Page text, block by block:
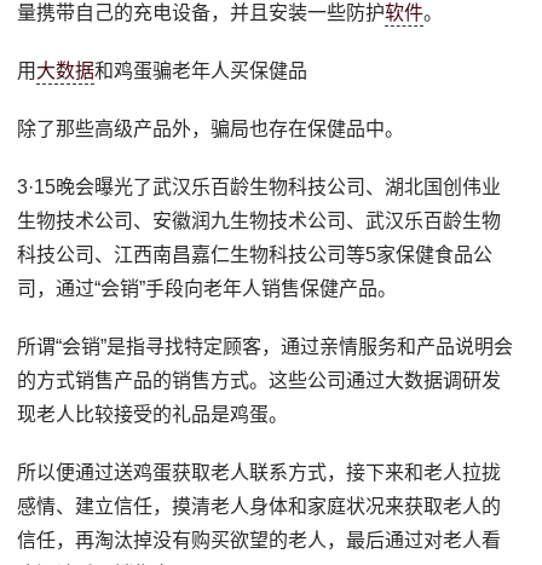
量携带自己的充电设备，并且安装一些防护软件。
用 大数据和鸡蛋骗老年人买保健品
除了那些高级产品外，骗局也存在保健品中。
3·15晚会曝光了武汉乐百龄生物科技公司、湖北国创伟业
生物技术公司、安徽润九生物技术公司、武汉乐百龄生物
科技公司、江西南昌嘉仁生物科技公司等5家保健食品公
司，通过“会销”手段向老年人销售保健产品。
所谓“会销”是指寻找特定顾客，通过亲情服务和产品说明会
的方式销售产品的销售方式。这些公司通过大数据调研发
现老人比较接受的礼品是鸡蛋。
所以便通过送鸡蛋获取老人联系方式，接下来和老人拉拢
感情、建立信任，摸清老人身体和家庭状况来获取老人的
信任，再淘汰掉没有购买欲望的老人，最后通过对老人看